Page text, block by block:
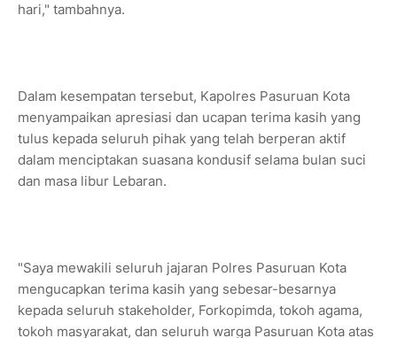
hari," tambahnya.
Dalam kesempatan tersebut, Kapolres Pasuruan Kota
menyampaikan apresiasi dan ucapan terima kasih yang
tulus kepada seluruh pihak yang telah berperan aktif
dalam menciptakan suasana kondusif selama bulan suci
dan masa libur Lebaran.
"Saya mewakili seluruh jajaran Polres Pasuruan Kota
mengucapkan terima kasih yang sebesar-besarnya
kepada seluruh stakeholder, Forkopimda, tokoh agama,
tokoh masyarakat, dan seluruh warga Pasuruan Kota atas